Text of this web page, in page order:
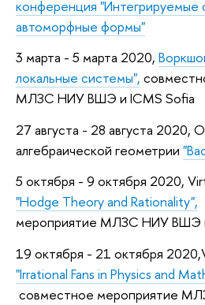
конференция "Интегрируемые
автоморфные формы"
3 марта - 5 марта 2020,
локальные системы",
МЛЗС НИУ ВШЭ и ICMS Sofia
27 августа - 28 августа 2020,
алгебраической геометрии
5 октября - 9 октября 2020,
"Hodge Theory and Rationality",
мероприятие МЛЗС НИУ ВШЭ
19 октября - 21 октября
"Irrational Fans in Physics and
совместное мероприятие